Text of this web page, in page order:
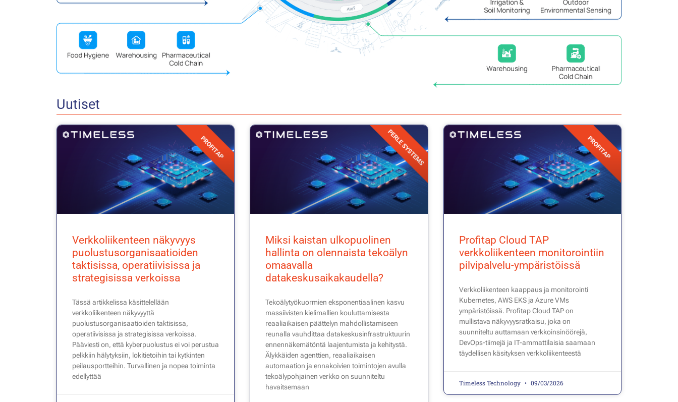
Uutiset
Verkkoliikenteen näkyvyys
puolustusorganisaatioiden
taktisissa, operatiivisissa ja
strategisissa verkoissa
Tässä artikkelissa käsittelellään
verkkoliikenteen näkyvyyttä
puolustusorganisaatioiden taktisissa,
operatiivisissa ja strategisissa verkoissa.
Pääviesti on, että kyberpuolustus ei voi perustua
pelkkiin hälytyksiin, lokitietoihin tai kytkinten
peilausportteihin. Turvallinen ja nopea toiminta
edellyttää
Miksi kaistan ulkopuolinen
hallinta on olennaista tekoälyn
omaavalla
datakeskusaikakaudella?
Tekoälytyökuormien eksponentiaalinen kasvu
massiivisten kielimallien kouluttamisesta
reaaliaikaisen päättelyn mahdollistamiseen
reunalla vauhdittaa datakeskusinfrastruktuurin
ennennäkemätöntä laajentumista ja kehitystä.
Älykkäiden agenttien, reaaliaikaisen
automaation ja ennakoivien toimintojen avulla
tekoälypohjainen verkko on suunniteltu
havaitsemaan
Profitap Cloud TAP
verkkoliikenteen monitorointiin
pilvipalvelu-ympäristöissä
Verkkoliikenteen kaappaus ja monitorointi
Kubernetes, AWS EKS ja Azure VMs
ympäristöissä. Profitap Cloud TAP on
mullistava näkyvyysratkaisu, joka on
suunniteltu auttamaan verkkoinsinöörejä,
DevOps-tiimejä ja IT-ammattilaisia ​​saamaan
täydellisen käsityksen verkkoliikenteestä
Timeless Technology 09/03/2026